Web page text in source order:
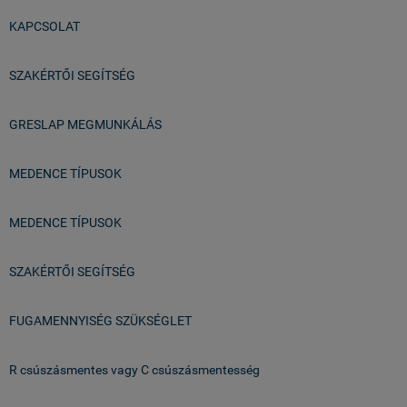
KAPCSOLAT
SZAKÉRTŐI SEGÍTSÉG
GRESLAP MEGMUNKÁLÁS
MEDENCE TÍPUSOK
MEDENCE TÍPUSOK
SZAKÉRTŐI SEGÍTSÉG
FUGAMENNYISÉG SZÜKSÉGLET
R csúszásmentes vagy C csúszásmentesség